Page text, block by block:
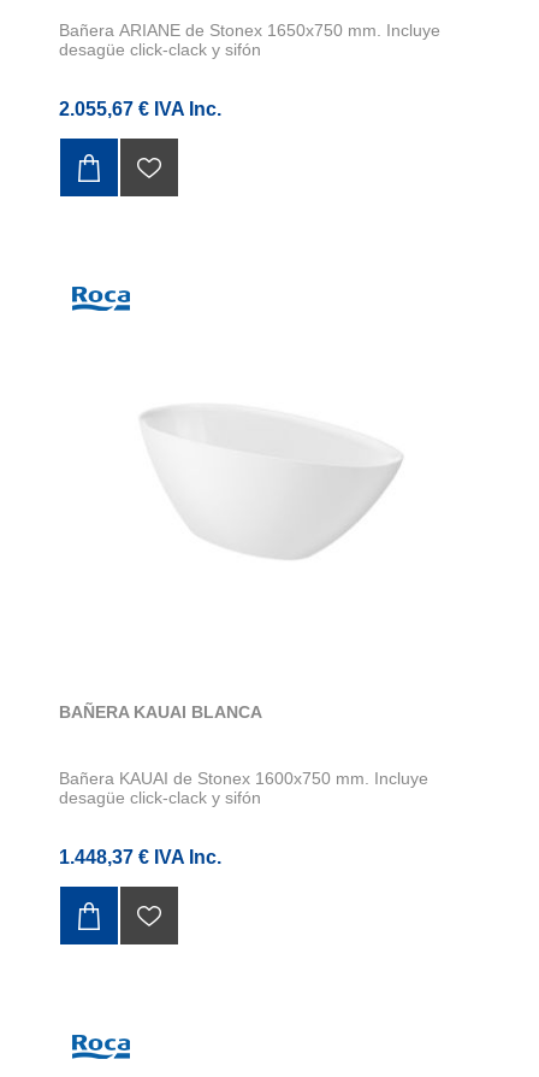
Bañera ARIANE de Stonex 1650x750 mm. Incluye
desagüe click-clack y sifón
2.055,67 € IVA Inc.
BAÑERA KAUAI BLANCA
Bañera KAUAI de Stonex 1600x750 mm. Incluye
desagüe click-clack y sifón
1.448,37 € IVA Inc.